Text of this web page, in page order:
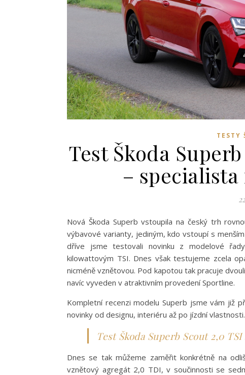
TESTY
Test Škoda
–
Nová Škoda Superb vstoupila na český trh
výbavové varianty, jediným, kdo vstoupí s
dříve jsme testovali novinku z modelové
kilowattovým TSI. Dnes však testujeme zcela
nicméně vznětovou. Pod kapotou tak pracuje
navíc vyveden v atraktivním provedení Sportline.
Kompletní recenzi modelu Superb jsme vám již
novinky od designu, interiéru až po jízdní
Test Škoda Superb Scout 2,0
Dnes se tak můžeme zaměřit konkrétně na
vznětový agregát 2,0 TDI, v součinnosti se